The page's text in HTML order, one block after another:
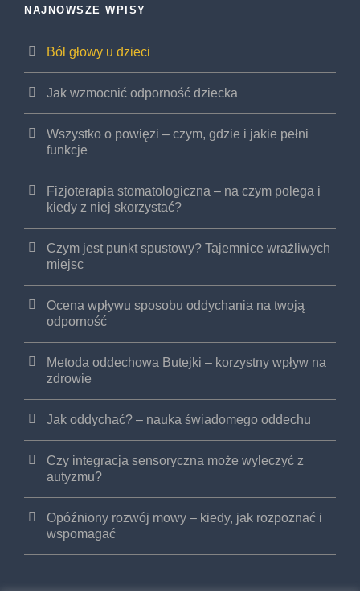
NAJNOWSZE WPISY
Ból głowy u dzieci
Jak wzmocnić odporność dziecka
Wszystko o powięzi – czym, gdzie i jakie pełni
funkcje
Fizjoterapia stomatologiczna – na czym polega i
kiedy z niej skorzystać?
Czym jest punkt spustowy? Tajemnice wrażliwych
miejsc
Ocena wpływu sposobu oddychania na twoją
odporność
Metoda oddechowa Butejki – korzystny wpływ na
zdrowie
Jak oddychać? – nauka świadomego oddechu
Czy integracja sensoryczna może wyleczyć z
autyzmu?
Opóźniony rozwój mowy – kiedy, jak rozpoznać i
wspomagać